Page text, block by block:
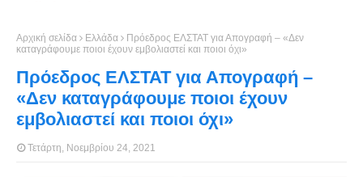
Αρχική σελίδα Ελλάδα
Πρόεδρος ΕΛΣΤΑΤ για Απογραφή – «Δεν
καταγράφουμε ποιοι έχουν εμβολιαστεί και ποιοι όχι»
Πρόεδρος ΕΛΣΤΑΤ για Απογραφή –
«Δεν καταγράφουμε ποιοι έχουν
εμβολιαστεί και ποιοι όχι»
Τετάρτη, Νοεμβρίου 24, 2021